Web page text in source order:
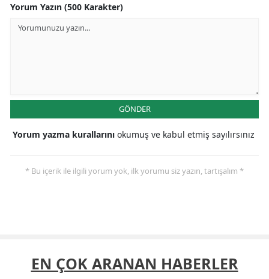
Yorum Yazın (500 Karakter)
GÖNDER
Yorum yazma kurallarını okumuş ve kabul etmiş sayılırsınız
* Bu içerik ile ilgili yorum yok, ilk yorumu siz yazın, tartışalım *
EN ÇOK ARANAN HABERLER